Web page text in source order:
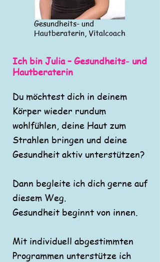
Gesundheits- und
Hautberaterin, Vitalcoach
Ich bin Julia – Gesundheits- und
Hautberaterin
Du möchtest dich in deinem
Körper wieder rundum
wohlfühlen, deine Haut zum
Strahlen bringen und deine
Gesundheit aktiv unterstützen?
Dann begleite ich dich gerne auf
diesem Weg.
Gesundheit beginnt von innen.
Mit individuell abgestimmten
Programmen unterstütze ich